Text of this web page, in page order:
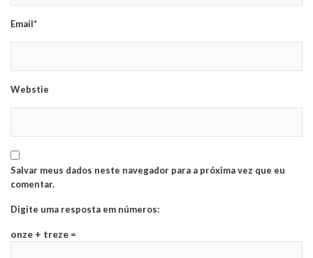
Email*
Webstie
Salvar meus dados neste navegador para a próxima vez que eu
comentar.
Digite uma resposta em números:
onze + treze =